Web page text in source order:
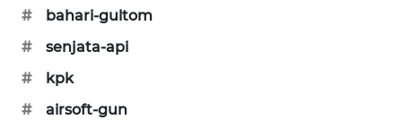
#
bahari-gultom
#
senjata-api
#
kpk
#
airsoft-gun
MAWAKA
ID
NET